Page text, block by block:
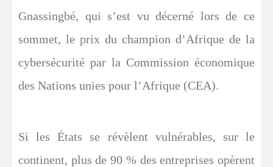
Gnassingbé, qui s’est vu décerné lors de ce
sommet, le prix du champion d’Afrique de la
cybersécurité par la Commission économique
des Nations unies pour l’Afrique (CEA).
Si les États se révèlent vulnérables, sur le
continent, plus de 90 % des entreprises opèrent